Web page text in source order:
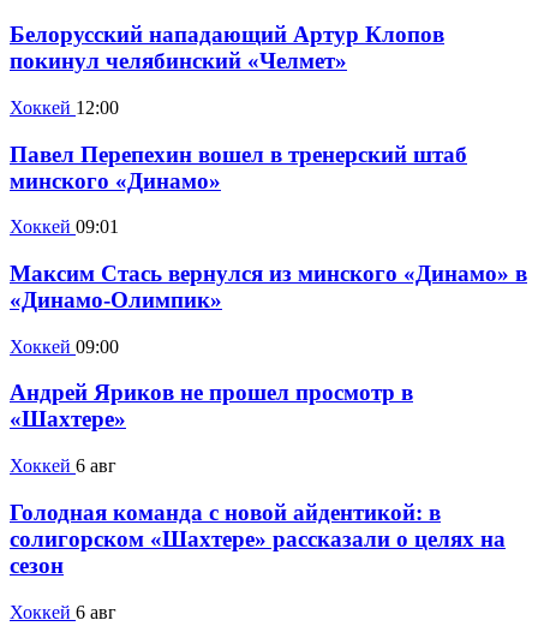
Белорусский нападающий Артур Клопов
покинул челябинский «Челмет»
Хоккей 12:00
Павел Перепехин вошел в тренерский штаб
минского «Динамо»
Хоккей 09:01
Максим Стась вернулся из минского «Динамо» в
«Динамо-Олимпик»
Хоккей 09:00
Андрей Яриков не прошел просмотр в
«Шахтере»
Хоккей 6 авг
Голодная команда с новой айдентикой: в
солигорском «Шахтере» рассказали о целях на
сезон
Хоккей 6 авг